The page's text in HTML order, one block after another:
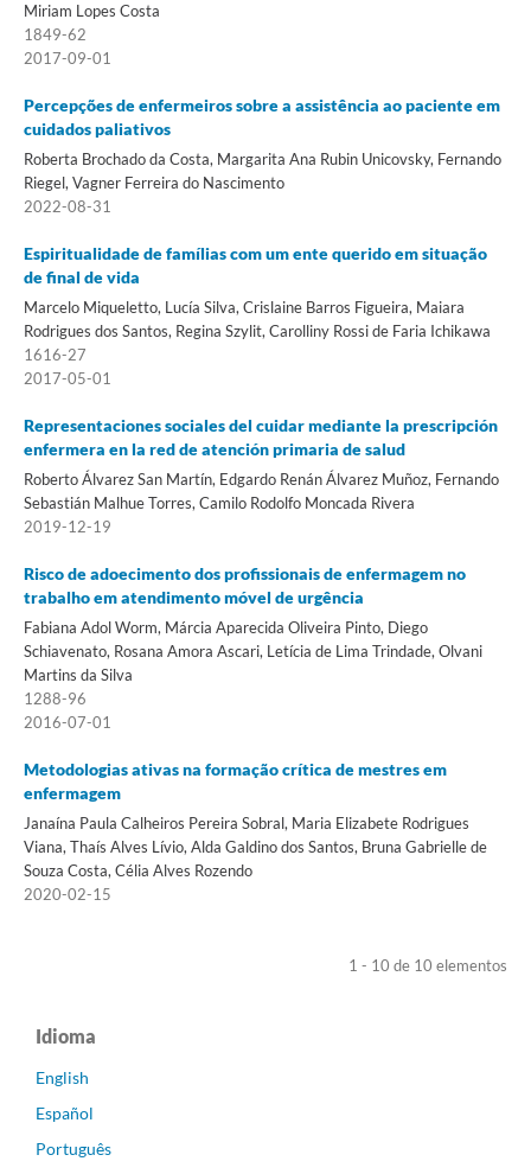
Miriam Lopes Costa
1849-62
2017-09-01
Percepções de enfermeiros sobre a assistência ao paciente em
cuidados paliativos
Roberta Brochado da Costa, Margarita Ana Rubin Unicovsky, Fernando
Riegel, Vagner Ferreira do Nascimento
2022-08-31
Espiritualidade de famílias com um ente querido em situação
de final de vida
Marcelo Miqueletto, Lucía Silva, Crislaine Barros Figueira, Maiara
Rodrigues dos Santos, Regina Szylit, Carolliny Rossi de Faria Ichikawa
1616-27
2017-05-01
Representaciones sociales del cuidar mediante la prescripción
enfermera en la red de atención primaria de salud
Roberto Álvarez San Martín, Edgardo Renán Álvarez Muñoz, Fernando
Sebastián Malhue Torres, Camilo Rodolfo Moncada Rivera
2019-12-19
Risco de adoecimento dos profissionais de enfermagem no
trabalho em atendimento móvel de urgência
Fabiana Adol Worm, Márcia Aparecida Oliveira Pinto, Diego
Schiavenato, Rosana Amora Ascari, Letícia de Lima Trindade, Olvani
Martins da Silva
1288-96
2016-07-01
Metodologias ativas na formação crítica de mestres em
enfermagem
Janaína Paula Calheiros Pereira Sobral, Maria Elizabete Rodrigues
Viana, Thaís Alves Lívio, Alda Galdino dos Santos, Bruna Gabrielle de
Souza Costa, Célia Alves Rozendo
2020-02-15
1 - 10 de 10 elementos
Idioma
English
Español
Português